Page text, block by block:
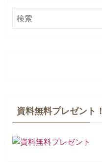
資料無料プレゼント！